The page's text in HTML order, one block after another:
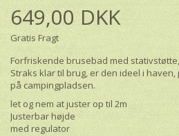
649,00 DKK
Gratis Fragt
Forfriskende brusebad med
Straks klar til brug, er den ideel i
på campingpladsen.
let og nem at juster op til 2m
Justerbar højde
med regulator